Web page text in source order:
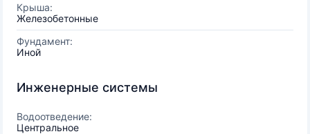
Крыша:
Железобетонные
Фундамент:
Иной
Инженерные системы
Водоотведение:
Центральное